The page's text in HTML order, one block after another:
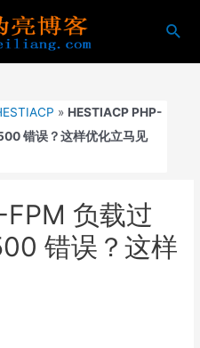
搜
»HESTIACP PHP-
错误？这样优化立马见
负载过
错误？这样